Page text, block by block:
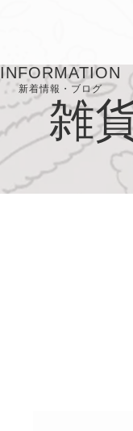
INFORMATION
新着情報・ブログ
雑